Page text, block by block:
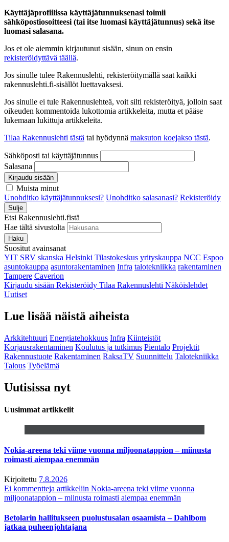
Käyttäjäprofiilissa käyttäjätunnuksenasi toimii
sähköpostiosoitteesi (tai itse luomasi käyttäjätunnus) sekä itse
luomasi salasana.
Jos et ole aiemmin kirjautunut sisään, sinun on ensin
rekisteröidyttävä täällä.
Jos sinulle tulee Rakennuslehti, rekisteröitymällä saat kaikki
rakennuslehti.fi-sisällöt luettavaksesi.
Jos sinulle ei tule Rakennuslehteä, voit silti rekisteröityä, jolloin saat
oikeuden kommentoida lukottomia artikkeleita, mutta et pääse
lukemaan lukittuja artikkeleita.
Tilaa Rakennuslehti tästä tai hyödynnä maksuton koejakso tästä.
Sähköposti tai käyttäjätunnus
Salasana
Kirjaudu sisään
Muista minut
Unohditko käyttäjätunnuksesi? Unohditko salasanasi? Rekisteröidy
Sulje
Etsi Rakennuslehti.fistä
Hae tältä sivustolta
Haku
Suositut avainsanat
YIT SRV skanska Helsinki Tilastokeskus yrityskauppa NCC Espoo
asuntokauppa asuntorakentaminen Infra talotekniikka rakentaminen
Tampere Caverion
Kirjaudu sisään Rekisteröidy Tilaa Rakennuslehti Näköislehdet
Uutiset
Lue lisää näistä aiheista
Arkkitehtuuri Energiatehokkuus Infra Kiinteistöt
Korjausrakentaminen Koulutus ja tutkimus Pientalo Projektit
Rakennustuote Rakentaminen RaksaTV Suunnittelu Talotekniikka
Talous Työelämä
Uutisissa nyt
Uusimmat artikkelit
Nokia-areena teki viime vuonna miljoonatappion – miinusta
roimasti aiempaa enemmän
Kirjoitettu 7.8.2026
Ei kommentteja artikkeliin Nokia-areena teki viime vuonna
miljoonatappion – miinusta roimasti aiempaa enemmän
Betolarin hallitukseen puolustusalan osaamista – Dahlbom
jatkaa puheenjohtajana